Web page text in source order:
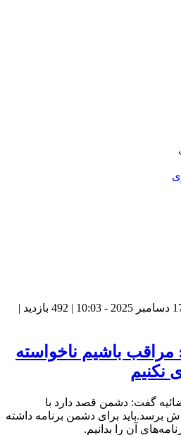
492 بازدید
|
باشیم ناخواسته
نکنیم
گفت: دشمن قصد دارد با
برسد.باید برای دشمن برنامه داشته
آن را بدانیم.